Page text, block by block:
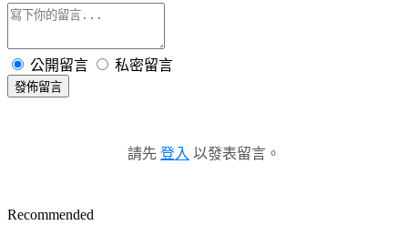
公開留言 私密留言
發佈留言
請先 登入 以發表留言。
Recommended